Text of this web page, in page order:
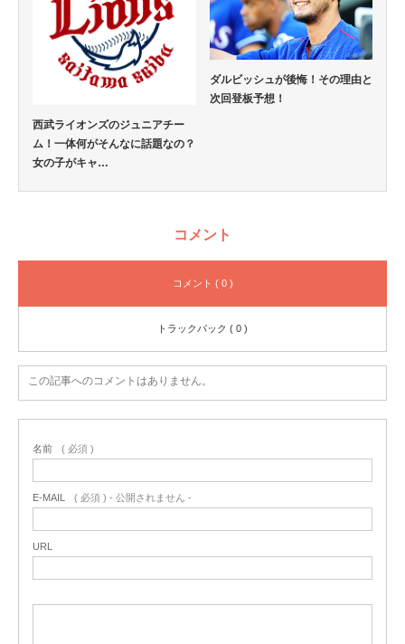
西武ライオンズのジュニアチー
ム！一体何がそんなに話題なの？
女の子がキャ…
ダルビッシュが後悔！その理由と
次回登板予想！
コメント
コメント ( 0 )
トラックバック ( 0 )
この記事へのコメントはありません。
名前 ( 必須 )
E-MAIL ( 必須 ) - 公開されません -
URL